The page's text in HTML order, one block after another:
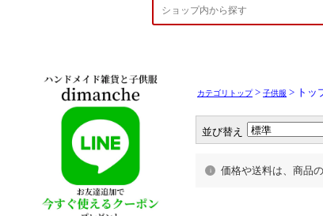
カテゴリトップ> 子供服 > トッ
並び替え
価格や送料は、商品